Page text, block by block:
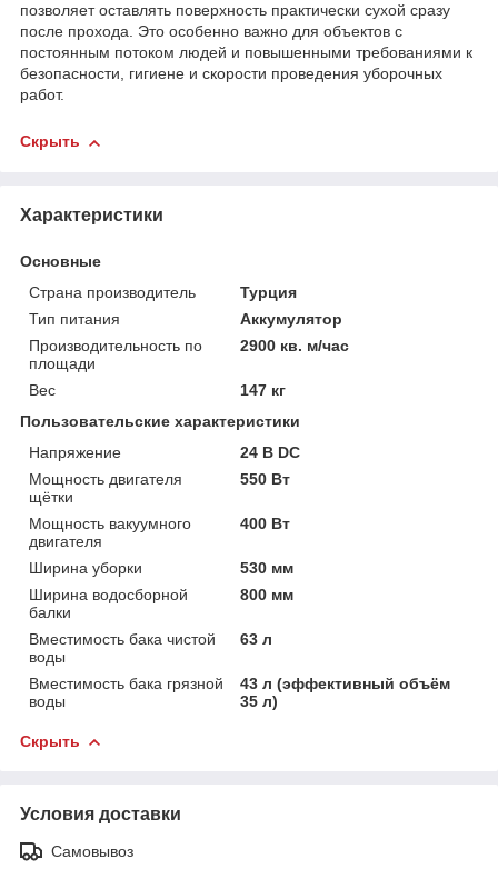
позволяет оставлять поверхность практически сухой сразу
после прохода. Это особенно важно для объектов с
постоянным потоком людей и повышенными требованиями к
безопасности, гигиене и скорости проведения уборочных
работ.
Скрыть
Характеристики
Основные
Страна производитель
Турция
Тип питания
Аккумулятор
Производительность по
площади
2900 кв. м/час
Вес
147 кг
Пользовательские характеристики
Напряжение
24 В DC
Мощность двигателя
щётки
550 Вт
Мощность вакуумного
двигателя
400 Вт
Ширина уборки
530 мм
Ширина водосборной
балки
800 мм
Вместимость бака чистой
воды
63 л
Вместимость бака грязной
воды
43 л (эффективный объём
35 л)
Скрыть
Условия доставки
Самовывоз